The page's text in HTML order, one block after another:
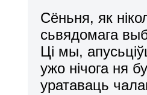
Сёньня, як
сьвядомага
Ці мы,
ужо нічога ня
уpатаваць